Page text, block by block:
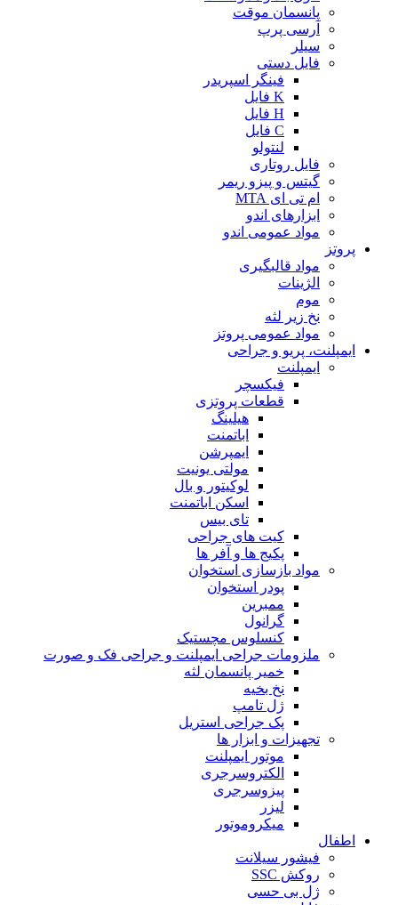
پانسمان موقت
آرسی پرپ
سیلر
فایل دستی
فینگر اسپریدر
K فایل
H فایل
C فایل
لنتولو
فایل روتاری
گیتس و پیزو ریمر
ام تی ای MTA
ابزارهای اندو
مواد عمومی اندو
پروتز
مواد قالبگیری
الژینات
موم
نخ زیر لثه
مواد عمومی پروتز
ایمپلنت، پریو و جراحی
ایمپلنت
فیکسچر
قطعات پروتزی
هیلینگ
اباتمنت
ایمپرشن
مولتی یونیت
لوکیتور و بال
اسکن اباتمنت
تای بیس
کیت های جراحی
پکیج ها و آفر ها
مواد بازسازی استخوان
پودر استخوان
ممبرین
گرانول
کنسلوس مچستیک
ملزومات جراحی ایمپلنت و جراحی فک و صورت
خمیر پانسمان لثه
نخ بخیه
ژل تامپ
پک جراحی استریل
تجهیزات و ابزار ها
موتور ایمپلنت
الکتروسرجری
پیزوسرجری
لیزر
میکروموتور
اطفال
فیشور سیلانت
روکش SSC
ژل بی حسی